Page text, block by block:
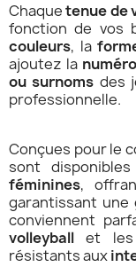
Chaquetenue de
fonction de vos
couleurs, la
ajoutez la
ou surnoms des
professionnelle.
Conçues pour le
sont
féminines,
garantissant une
conviennent
volleyball et les
résistants aux